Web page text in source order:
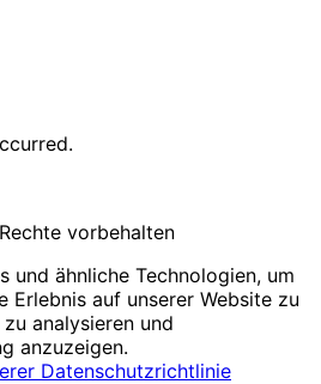
vorbehalten
und ähnliche Technologien, um
Erlebnis auf unserer Website zu
analysieren und
anzuzeigen.
Datenschutzrichtlinie